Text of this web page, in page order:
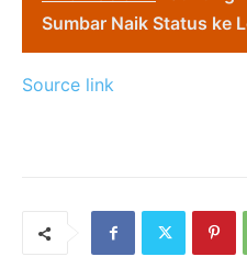
Sumbar Naik Status ke
Source link